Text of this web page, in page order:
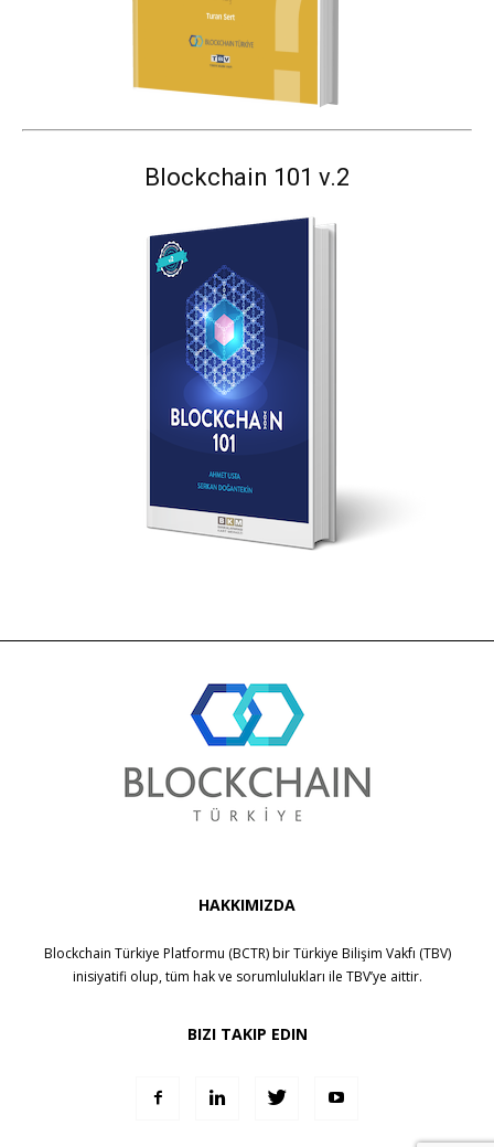
Blockchain 101 v.2
HAKKIMIZDA
Blockchain Türkiye Platformu (BCTR) birTürkiye Bilişim Vakfı (TBV)
inisiyatifi olup, tüm hak ve sorumlulukları ile TBV’ye aittir.
BIZI TAKIP EDIN